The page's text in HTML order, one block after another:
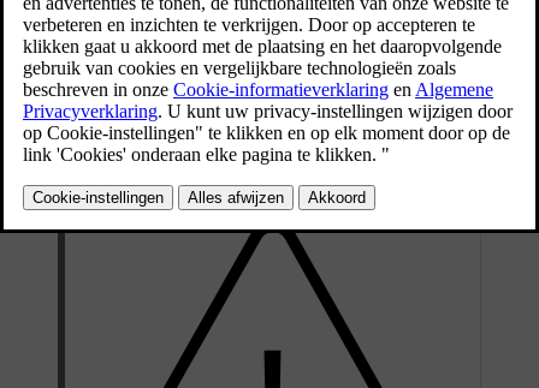
Bijgewerkt 04-04-2025
Als de ruit of het panoramadak tijdens het sluiten wordt
geblokkeerd, stopt de ruit of het dak en gaat iets verder open, zodat
je datgene kunt verwijderen wat de ruit of het dak tegenhoudt. De
achterklep is bij het openen of sluiten op dezelfde manier voorzien
van knelbeveiliging.